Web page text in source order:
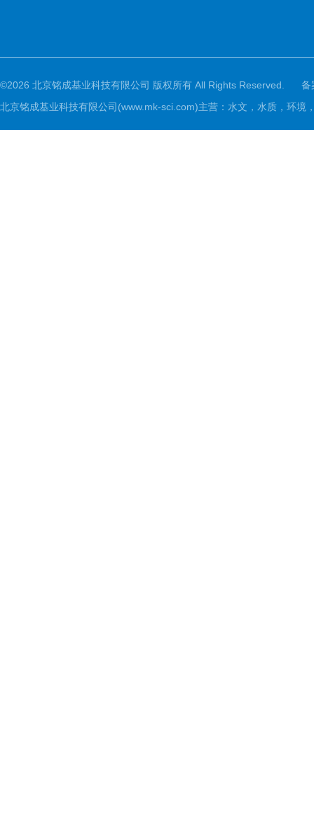
©2026 北京铭成基业科技有限公司 版权所有 All Rights Reserved.
备
北京铭成基业科技有限公司(www.mk-sci.com)主营：水文，水质，环境